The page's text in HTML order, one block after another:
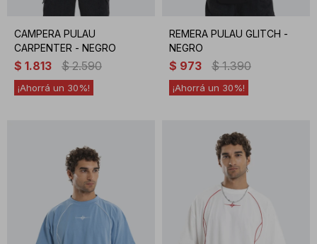
CAMPERA PULAU
CARPENTER - NEGRO
$ 1.813 $ 2.590
30
REMERA PULAU GLITCH -
NEGRO
$ 973 $ 1.390
30